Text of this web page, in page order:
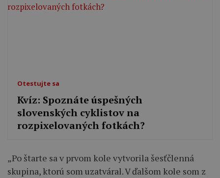
Otestujte sa
Kvíz: Spoznáte úspešných
slovenských cyklistov na
rozpixelovaných fotkách?
„Po štarte sa v prvom kole vytvorila šesťčlenná
skupina, ktorú som uzatváral. V ďalšom kole som z